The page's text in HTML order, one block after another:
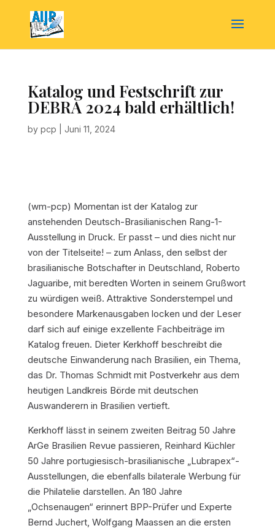
Katalog und Festschrift zur
DEBRA 2024 bald erhältlich!
by pcp Juni 11, 2024
(wm-pcp) Momentan ist der Katalog zur
anstehenden Deutsch-Brasilianischen Rang-1-
Ausstellung in Druck. Er passt – und dies nicht nur
von der Titelseite! – zum Anlass, den selbst der
brasilianische Botschafter in Deutschland, Roberto
Jaguaribe, mit beredten Worten in seinem Grußwort
zu würdigen weiß. Attraktive Sonderstempel und
besondere Markenausgaben locken und der Leser
darf sich auf einige exzellente Fachbeiträge im
Katalog freuen. Dieter Kerkhoff beschreibt die
deutsche Einwanderung nach Brasilien, ein Thema,
das Dr. Thomas Schmidt mit Postverkehr aus dem
heutigen Landkreis Börde mit deutschen
Auswanderern in Brasilien vertieft.
Kerkhoff lässt in seinem zweiten Beitrag 50 Jahre
ArGe Brasilien Revue passieren, Reinhard Küchler
50 Jahre portugiesisch-brasilianische „Lubrapex“-
Ausstellungen, die ebenfalls bilaterale Werbung für
die Philatelie darstellen. An 180 Jahre
„Ochsenaugen“ erinnert BPP-Prüfer und Experte
Bernd Juchert, Wolfgang Maassen an die ersten